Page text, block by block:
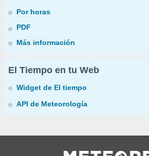
Por horas
PDF
Más información
El Tiempo en tu Web
Widget de El tiempo
API de Meteorología